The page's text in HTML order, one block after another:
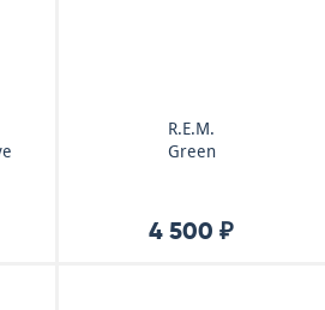
R.E.M.
Green
4 500 ₽